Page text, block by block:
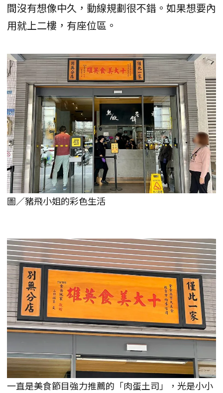
間沒有想像中久，動線規劃很不錯。如果想要內
用就上二樓，有座位區。
圖／豬飛小姐的彩色生活
一直是美食節目強力推薦的「肉蛋土司」，光是小小